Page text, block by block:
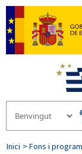
Inici > Fons i